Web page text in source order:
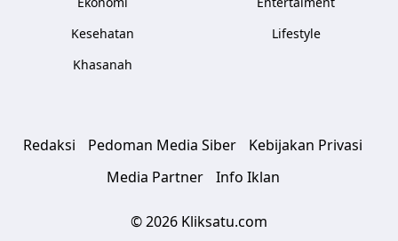
Kesehatan
Khasanah
Lifestyle
Redaksi Pedoman Media Siber
Kebijakan Privasi
Media Partner
Info Iklan
© 2026 Kliksatu.com